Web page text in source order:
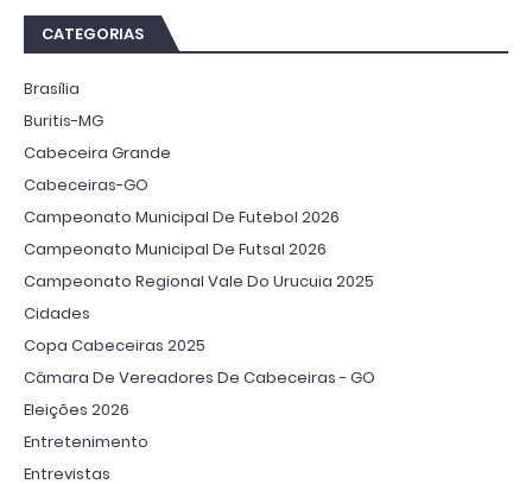
CATEGORIAS
Brasília
Buritis-MG
Cabeceira Grande
Cabeceiras-GO
Campeonato Municipal De Futebol 2026
Campeonato Municipal De Futsal 2026
Campeonato Regional Vale Do Urucuia 2025
Cidades
Copa Cabeceiras 2025
Câmara De Vereadores De Cabeceiras - GO
Eleições 2026
Entretenimento
Entrevistas